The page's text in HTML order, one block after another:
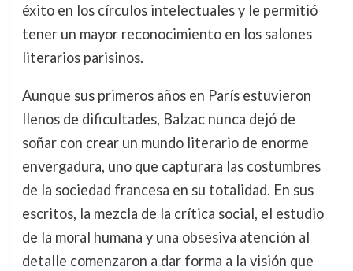
éxito en los círculos intelectuales y le permitió
tener un mayor reconocimiento en los salones
literarios parisinos.
Aunque sus primeros años en París estuvieron
llenos de dificultades, Balzac nunca dejó de
soñar con crear un mundo literario de enorme
envergadura, uno que capturara las costumbres
de la sociedad francesa en su totalidad. En sus
escritos, la mezcla de la crítica social, el estudio
de la moral humana y una obsesiva atención al
detalle comenzaron a dar forma a la visión que